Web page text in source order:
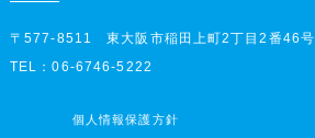
〒577-8511 東大阪市稲田上町2丁目2番46号
TEL：06-6746-5222
個人情報保護方針